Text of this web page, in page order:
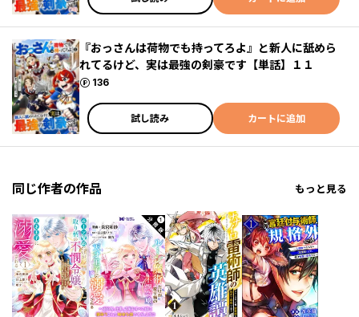
『おっさんは荷物でも持ってろよ』と新人に舐めら
れてるけど、実は最強の剣豪です【単話】１１
136
ポイント
試し読み カートに追加
同じ作者の作品 もっと見る